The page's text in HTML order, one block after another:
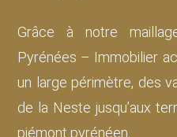
Grâce à notre
Pyrénées – Immobilier
un large périmètre, des
de la Neste jusqu’aux
piémont pyrénéen.